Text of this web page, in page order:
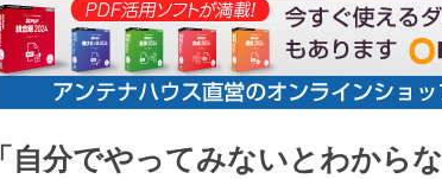
「自分でやってみないとわから